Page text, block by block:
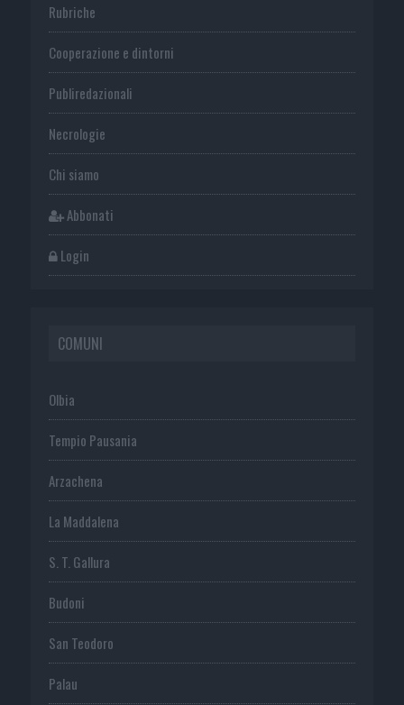
Rubriche
Cooperazione e dintorni
Publiredazionali
Necrologie
Chi siamo
Abbonati
Login
COMUNI
Olbia
Tempio Pausania
Arzachena
La Maddalena
S. T. Gallura
Budoni
San Teodoro
Palau